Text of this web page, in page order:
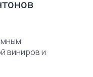
виниров и